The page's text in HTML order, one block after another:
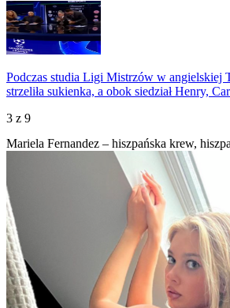
Podczas studia Ligi Mistrzów w angielskiej
strzeliła sukienka, a obok siedział Henry,
3 z 9
Mariela Fernandez – hiszpańska krew,